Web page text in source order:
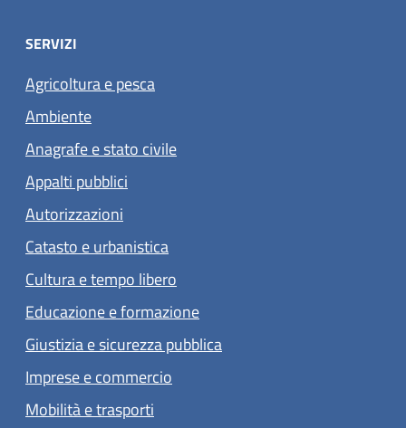
SERVIZI
Agricoltura e pesca
Ambiente
Anagrafe e stato civile
Appalti pubblici
Autorizzazioni
Catasto e urbanistica
Cultura e tempo libero
Educazione e formazione
Giustizia e sicurezza pubblica
Imprese e commercio
Mobilità e trasporti